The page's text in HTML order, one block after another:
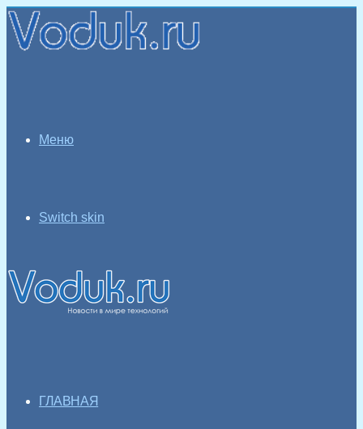
Меню
Switch skin
ГЛАВНАЯ